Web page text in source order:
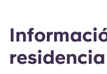
residencia